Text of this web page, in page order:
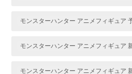
モンスターハンター アニメフィギュア
モンスターハンター アニメフィギュア
モンスターハンター アニメフィギュア